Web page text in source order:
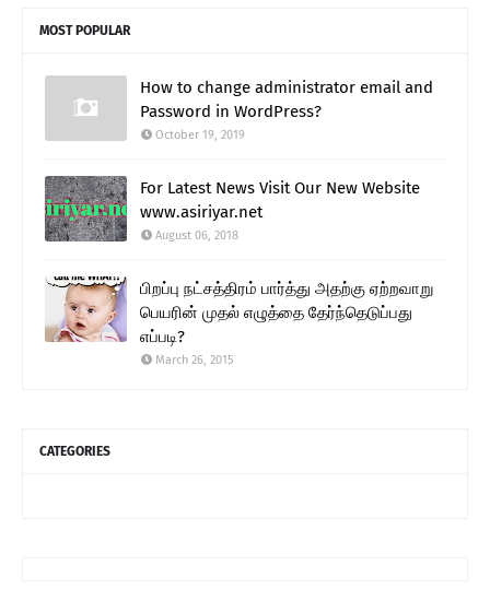
MOST POPULAR
How to change administrator email and
Password in WordPress?
October 19, 2019
For Latest News Visit Our New Website
www.asiriyar.net
August 06, 2018
பிறப்பு நட்சத்திரம் பார்த்து அதற்கு ஏற்றவாறு
பெயரின் முதல் எழுத்தை தேர்ந்தெடுப்பது
எப்படி?
March 26, 2015
CATEGORIES